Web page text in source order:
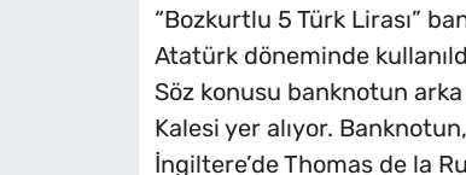
“Bozkurtlu 5 Türk Lirası”
Atatürk döneminde
Söz konusu banknotun
Kalesi yer alıyor.
İngiltere’de Thomas de la